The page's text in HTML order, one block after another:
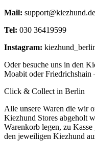
Mail: support@kiezhund.de
Tel: 030 36419599
Instagram:
Oder besuche uns in den
Moabit oder Friedrichshain
Click & Collect in Berlin
Alle unsere Waren die wir
Kiezhund Stores abgeholt
Warenkorb legen, zu
den jeweiligen Kiezhund